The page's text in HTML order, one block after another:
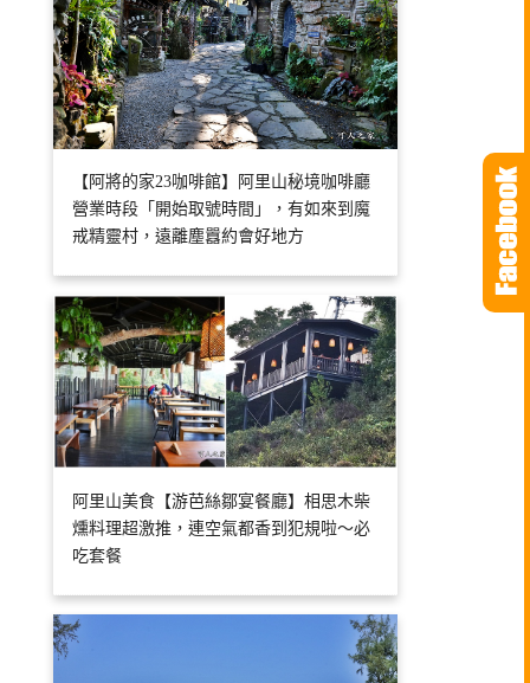
【阿將的家23咖啡館】阿里山秘境咖啡廳
營業時段「開始取號時間」，有如來到魔
戒精靈村，遠離塵囂約會好地方
阿里山美食【游芭絲鄒宴餐廳】相思木柴
燻料理超激推，連空氣都香到犯規啦～必
吃套餐